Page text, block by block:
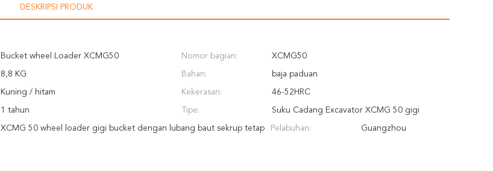
DESKRIPSI PRODUK
Bucket wheel Loader XCMG50 Nomor bagian: XCMG50
8,8 KG Bahan: baja paduan
Kuning / hitam Kekerasan: 46-52HRC
1 tahun Tipe: Suku Cadang Excavator XCMG 50 gigi
bucket loader
XCMG 50 wheel loader gigi bucket dengan lubang baut sekrup tetap Pelabuhan: Guangzhou